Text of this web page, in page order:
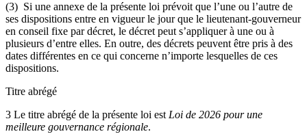
(3) Si une annexe de la présente loi prévoit que l’une ou l’autre de
ses dispositions entre en vigueur le jour que le lieutenant-gouverneur
en conseil fixe par décret, le décret peut s’appliquer à une ou à
plusieurs d’entre elles. En outre, des décrets peuvent être pris à des
dates différentes en ce qui concerne n’importe lesquelles de ces
dispositions.
Titre abrégé
3 Le titre abrégé de la présente loi est Loi de 2026 pour une
meilleure gouvernance régionale.